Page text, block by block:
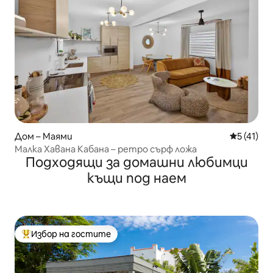
Дом – Маями Средна
5 (41)
Малка Хавана Кабана – ретро сърф ложа
Подходящи за домашни любимци
къщи под наем
Най-популярен избор на гостите
Избор на гостите